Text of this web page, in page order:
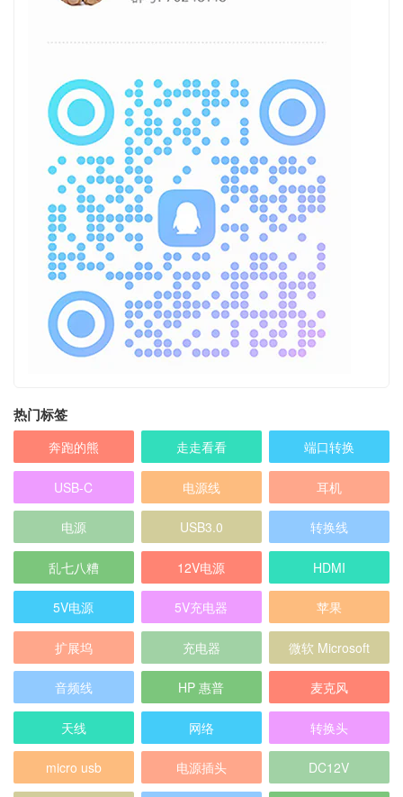
热门标签
奔跑的熊 走走看看 端口转换
USB-C 电源线 耳机
电源 USB3.0 转换线
乱七八糟 12V电源 HDMI
5V电源 5V充电器 苹果
扩展坞 充电器 微软 Microsoft
音频线 HP 惠普 麦克风
天线 网络 转换头
micro usb 电源插头 DC12V